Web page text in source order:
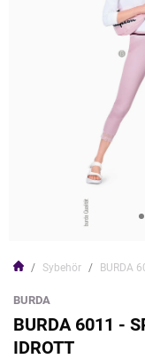
Sybehör BURDA
BURDA
BURDA 6011 -
IDROTT